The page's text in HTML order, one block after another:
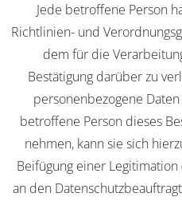
Jede betroffene Person
Richtlinien- und
dem für die
Bestätigung darüber zu
personenbezogene
betroffene Person dieses
nehmen, kann sie sich
Beifügung einer Legitimation
an den